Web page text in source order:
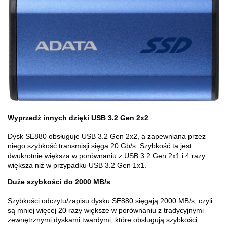
Wyprzedź innych dzięki USB 3.2 Gen 2x2
Dysk SE880 obsługuje USB 3.2 Gen 2x2, a zapewniana przez
niego szybkość transmisji sięga 20 Gb/s. Szybkość ta jest
dwukrotnie większa w porównaniu z USB 3.2 Gen 2x1 i 4 razy
większa niż w przypadku USB 3.2 Gen 1x1.
Duże szybkości do 2000 MB/s
Szybkości odczytu/zapisu dysku SE880 sięgają 2000 MB/s, czyli
są mniej więcej 20 razy większe w porównaniu z tradycyjnymi
zewnętrznymi dyskami twardymi, które obsługują szybkości